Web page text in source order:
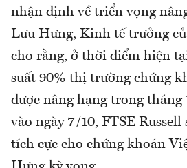
nhận định về triển vọng
Lưu Hưng, Kinh tế trưởng
cho rằng, ở thời điểm hiện
suất 90% thị trường chứng
được nâng hạng trong tháng
vào ngày 7/10, FTSE Russell
tích cực cho chứng khoán